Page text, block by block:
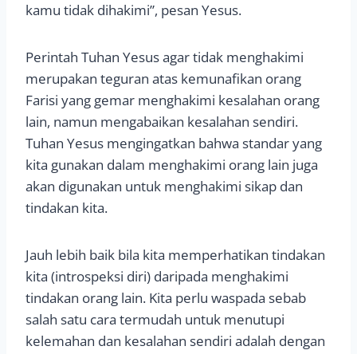
kamu tidak dihakimi”, pesan Yesus.
Perintah Tuhan Yesus agar tidak menghakimi
merupakan teguran atas kemunafikan orang
Farisi yang gemar menghakimi kesalahan orang
lain, namun mengabaikan kesalahan sendiri.
Tuhan Yesus mengingatkan bahwa standar yang
kita gunakan dalam menghakimi orang lain juga
akan digunakan untuk menghakimi sikap dan
tindakan kita.
Jauh lebih baik bila kita memperhatikan tindakan
kita (introspeksi diri) daripada menghakimi
tindakan orang lain. Kita perlu waspada sebab
salah satu cara termudah untuk menutupi
kelemahan dan kesalahan sendiri adalah dengan